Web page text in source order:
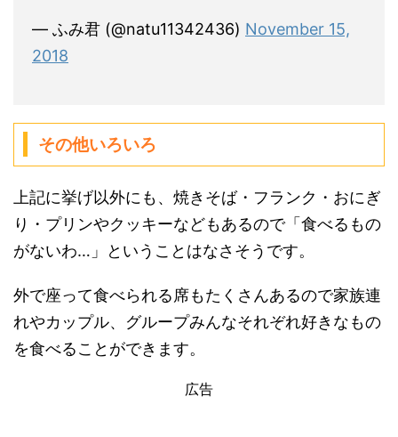
— ふみ君 (@natu11342436) November 15,
2018
その他いろいろ
上記に挙げ以外にも、焼きそば・フランク・おにぎ
り・プリンやクッキーなどもあるので「食べるもの
がないわ…」ということはなさそうです。
外で座って食べられる席もたくさんあるので家族連
れやカップル、グループみんなそれぞれ好きなもの
を食べることができます。
広告